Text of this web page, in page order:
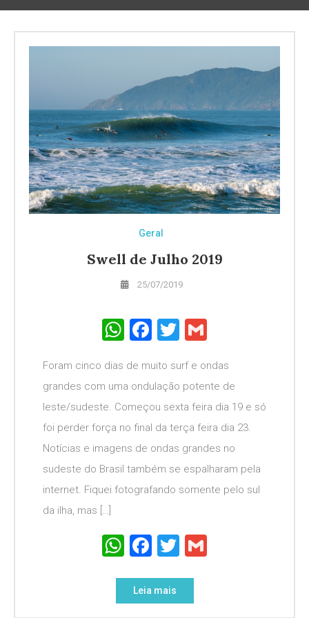
Geral
Swell de Julho 2019
25/07/2019
WhatsApp
Facebook
Twitter
Foram cinco dias de muito surf e ondas
grandes com uma ondulação potente de
leste/sudeste. Começou sexta feira dia 19 e só
foi perder força no final da terça feira dia 23.
Notícias e imagens de ondas grandes no
sudeste do Brasil também se espalharam pela
internet. Fiquei fotografando somente pelo sul
da ilha, mas […]
WhatsApp
Facebook
Twitter
Leia mais